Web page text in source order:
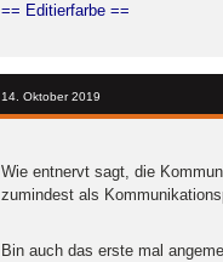
== Editierfarbe ==
14. Oktober 2019
Wie entnervt sagt, die
zumindest als
Bin auch das erste mal